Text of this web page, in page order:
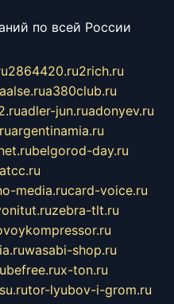
по всей России
2864420.ru2rich.ru
aalse.rua380club.ru
adler-jun.ruadonyev.ru
argentinamia.ru
belgorod-day.ru
media.rucard-voice.ru
zebra-tlt.ru
wasabi-shop.ru
x-ton.ru
tor-lyubov-i-grom.ru